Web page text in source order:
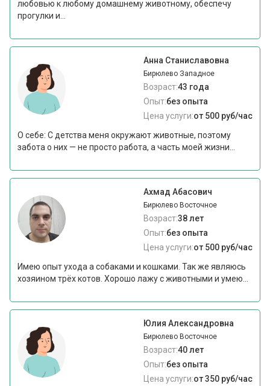
любовью к любому домашнему животному, обеспечу
прогулки и...
Анна Станиславовна
Бирюлево Западное
Возраст:43 года
Опыт:без опыта
Цена услуги:от 500 руб/час
О себе: С детства меня окружают животные, поэтому
забота о них — не просто работа, а часть моей жизни...
Ахмад Абасович
Бирюлево Восточное
Возраст:38 лет
Опыт:без опыта
Цена услуги:от 500 руб/час
Имею опыт ухода а собаками и кошками. Так же являюсь
хозяином трёх котов. Хорошо лажу с животными и умею...
Юлия Александровна
Бирюлево Восточное
Возраст:40 лет
Опыт:без опыта
Цена услуги:от 350 руб/час